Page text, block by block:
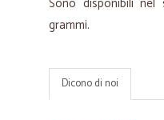
grammi.
Dicono di noi